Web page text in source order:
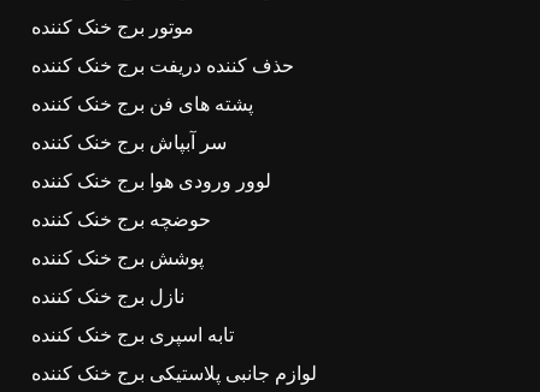
موتور برج خنک کننده
حذف کننده دریفت برج خنک کننده
پشته های فن برج خنک کننده
سر آبپاش برج خنک کننده
لوور ورودی هوا برج خنک کننده
حوضچه برج خنک کننده
پوشش برج خنک کننده
نازل برج خنک کننده
تابه اسپری برج خنک کننده
لوازم جانبی پلاستیکی برج خنک کننده